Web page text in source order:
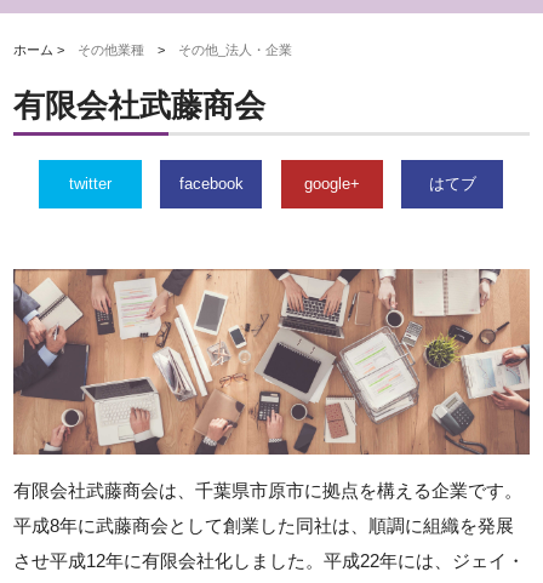
ホーム > その他業種 > その他_法人・企業
有限会社武藤商会
twitter facebook google+ はてブ
有限会社武藤商会は、千葉県市原市に拠点を構える企業です。
平成8年に武藤商会として創業した同社は、順調に組織を発展
させ平成12年に有限会社化しました。平成22年には、ジェイ・